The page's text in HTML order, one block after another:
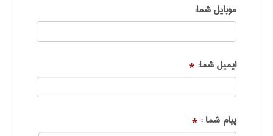
موبایل شما:
ایمیل شما: *
پیام شما : *